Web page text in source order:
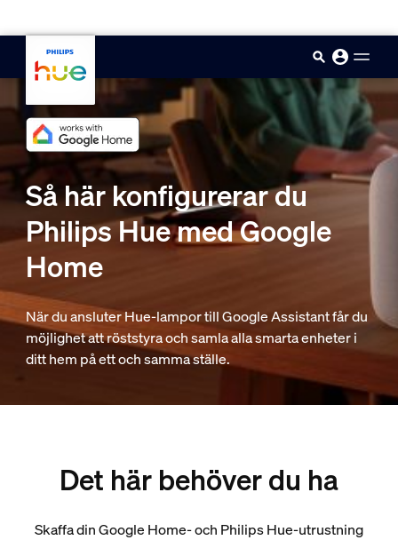
Så här konfigurerar du
Philips Hue med Google
Home
När du ansluter Hue-lampor till Google Assistant får du
möjlighet att röststyra och samla alla smarta enheter i
ditt hem på ett och samma ställe.
Det här behöver du ha
Skaffa din Google Home- och Philips Hue-utrustning